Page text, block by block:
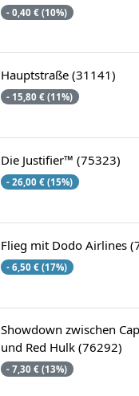
- 0,40 € (10%)
Hauptstraße (31141)
- 15,80 € (11%)
Die Justifier™ (75323)
- 26,00 € (15%)
Flieg mit Dodo Airlines
- 6,50 € (17%)
Showdown zwischen
und Red Hulk (76292)
- 7,30 € (13%)